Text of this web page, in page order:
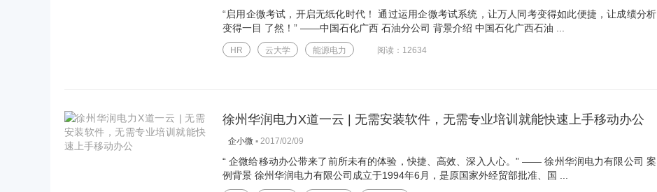
“启用企微考试，开启无纸化时代！ 通过运用企微考试系统，让万人同考变得如此便捷，让成绩分析
变得一目 了然！” ——中国石化广西 石油分公司 背景介绍 中国石化广西石油 ...
HR 云大学 能源电力 阅读：12634
徐州华润电力X道一云 | 无需安装软件，无需专业培训就能快速上手移动办公
企小微 ▪ 2017/02/09
“ 企微给移动办公带来了前所未有的体验，快捷、高效、深入人心。” —— 徐州华润电力有限公司 案
例背景 徐州华润电力有限公司成立于1994年6月，是原国家外经贸部批准、国 ...